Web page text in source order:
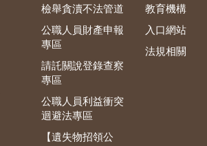
檢舉貪瀆不法管道
公職人員財產申報
專區
請託關說登錄查察
專區
公職人員利益衝突
迴避法專區
【遺失物招領公
教育機構
入口網站
法規相關